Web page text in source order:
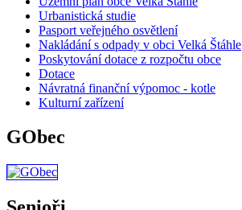
Urbanistická studie
Pasport veřejného osvětlení
Nakládání s odpady v obci Velká Štáhle
Poskytování dotace z rozpočtu obce
Dotace
Návratná finanční výpomoc - kotle
Kulturní zařízení
GObec